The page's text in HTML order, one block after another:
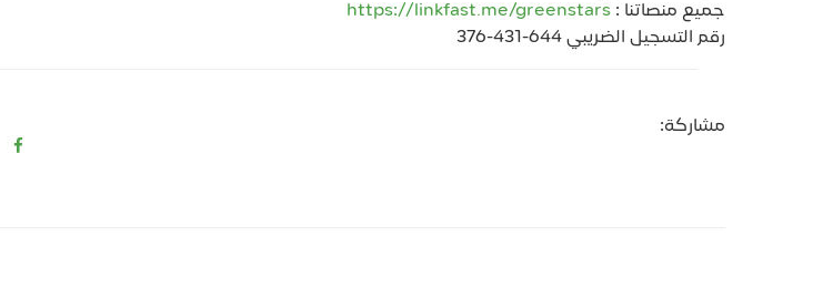
جميع منصاتنا : https://linkfast.me/greenstars
رقم التسجيل الضريبي 644-431-376
مشاركة: